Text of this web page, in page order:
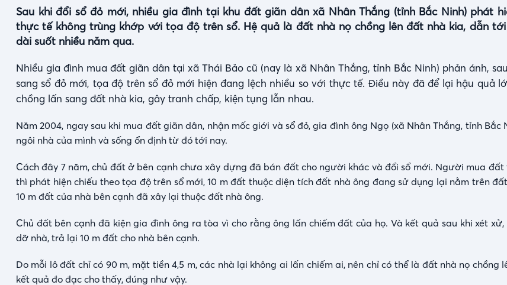
Time
Sau khi đổi sổ đỏ mới, nhiều gia đình tại khu đất giãn dân xã Nhân Thắng (tỉnh Bắc Ninh) phát
thực tế không trùng khớp với tọa độ trên sổ. Hệ quả là đất nhà nọ chồng lên đất nhà kia, dẫn
dài suốt nhiều năm qua.
Nhiều gia đình mua đất giãn dân tại xã Thái Bảo cũ (nay là xã Nhân Thắng, tỉnh Bắc Ninh) phản ánh,
sang sổ đỏ mới, tọa độ trên sổ đỏ mới hiện đang lệch nhiều so với thực tế. Điều này đã để lại hậu quả
chồng lấn sang đất nhà kia, gây tranh chấp, kiện tụng lẫn nhau.
Năm 2004, ngay sau khi mua đất giãn dân, nhận mốc giới và sổ đỏ, gia đình ông Ngọ (xã Nhân Thắng, tỉnh Bắc
ngôi nhà của mình và sống ổn định từ đó tới nay.
Cách đây 7 năm, chủ đất ở bên cạnh chưa xây dựng đã bán đất cho người khác và đổi sổ mới. Người mua đất
thì phát hiện chiếu theo tọa độ trên sổ mới, 10 m đất thuộc diện tích đất nhà ông đang sử dụng lại nằm trên
10 m đất của nhà bên cạnh đã xây lại thuộc đất nhà ông.
Chủ đất bên cạnh đã kiện gia đình ông ra tòa vì cho rằng ông lấn chiếm đất của họ. Và kết quả sau khi xét
dỡ nhà, trả lại 10 m đất cho nhà bên cạnh.
Do mỗi lô đất chỉ có 90 m, mặt tiền 4,5 m, các nhà lại không ai lấn chiếm ai, nên chỉ có thể là đất nhà nọ chồng
kết quả đo đạc cho thấy, đúng như vậy.